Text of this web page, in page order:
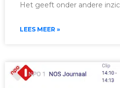
Het geeft onder andere
LEES MEER »